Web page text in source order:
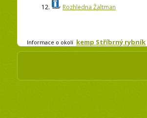
12.
Rozhledna Žaltman
Informace o okolí kemp Stříbrný rybník